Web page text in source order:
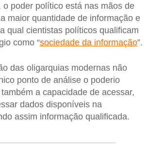
o poder político está nas mãos de
maior quantidade de informação e
qual cientistas políticos qualificam
como “sociedade da informação”.
das oligarquias modernas não
ponto de análise o poderio
a capacidade de acessar,
dados disponíveis na
assim informação qualificada.